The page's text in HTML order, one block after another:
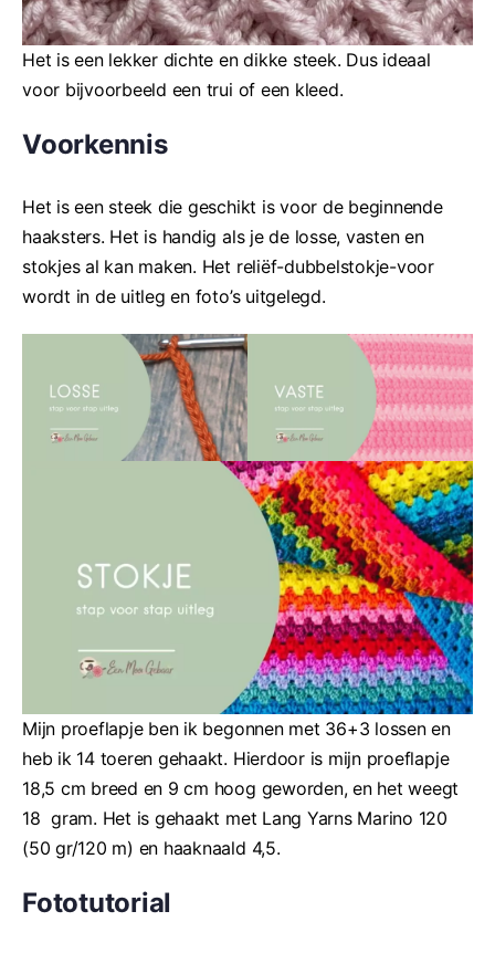
Het is een lekker dichte en dikke steek. Dus ideaal
voor bijvoorbeeld een trui of een kleed.
Voorkennis
Het is een steek die geschikt is voor de beginnende
haaksters. Het is handig als je de losse, vasten en
stokjes al kan maken. Het reliëf-dubbelstokje-voor
wordt in de uitleg en foto’s uitgelegd.
Mijn proeflapje ben ik begonnen met 36+3 lossen en
heb ik 14 toeren gehaakt. Hierdoor is mijn proeflapje
18,5 cm breed en 9 cm hoog geworden, en het weegt
18 gram. Het is gehaakt met Lang Yarns Marino 120
(50 gr/120 m) en haaknaald 4,5.
Fototutorial